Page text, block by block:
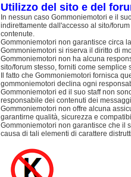
Utilizzo del sito e del
In nessun caso Gommoniemotori e il
indirettamente dall'accesso al sito/
contenute.
Gommoniemotori non garantisce circa
Gommoniemotori si riserva il diritto di
Gommoniemotori non ha alcuna
sito/forum stesso, forniti come semplice
Il fatto che Gommoniemotori fornisca
gommoniemotori declina ogni
Gommoniemotori ed il suo staff non
responsabile dei contenuti dei
Gommoniemotori non offre alcuna
garantirne qualità, sicurezza e
Gommoniemotori non garantisce che il
causa di tali elementi di carattere